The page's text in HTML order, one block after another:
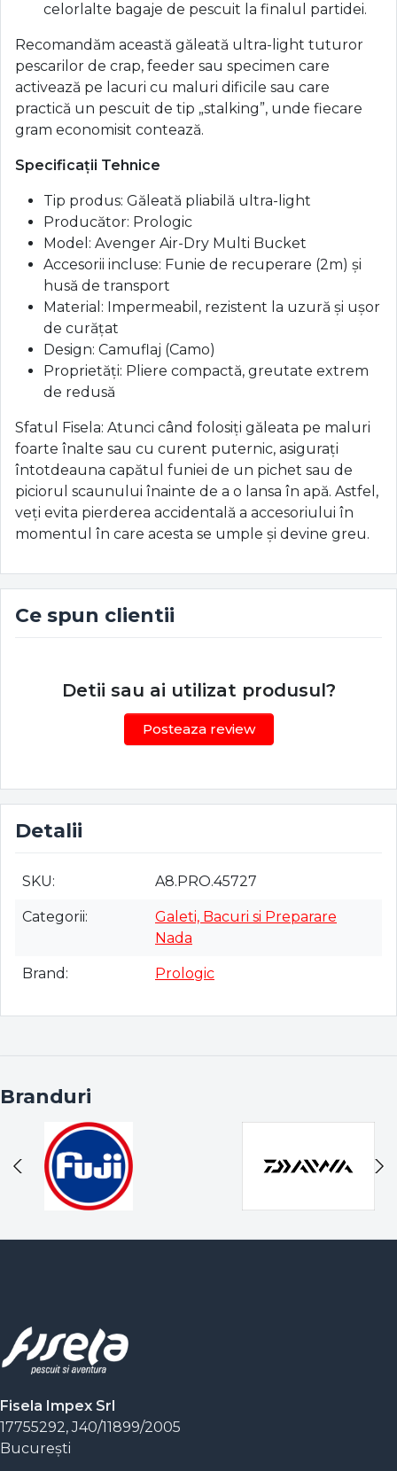
celorlalte bagaje de pescuit la finalul partidei.
Recomandăm această găleată ultra-light tuturor
pescarilor de crap, feeder sau specimen care
activează pe lacuri cu maluri dificile sau care
practică un pescuit de tip „stalking”, unde fiecare
gram economisit contează.
Specificații Tehnice
Tip produs: Găleată pliabilă ultra-light
Producător: Prologic
Model: Avenger Air-Dry Multi Bucket
Accesorii incluse: Funie de recuperare (2m) și
husă de transport
Material: Impermeabil, rezistent la uzură și ușor
de curățat
Design: Camuflaj (Camo)
Proprietăți: Pliere compactă, greutate extrem
de redusă
Sfatul Fisela: Atunci când folosiți găleata pe maluri
foarte înalte sau cu curent puternic, asigurați
întotdeauna capătul funiei de un pichet sau de
piciorul scaunului înainte de a o lansa în apă. Astfel,
veți evita pierderea accidentală a accesoriului în
momentul în care acesta se umple și devine greu.
Ce spun clientii
Detii sau ai utilizat produsul?
Posteaza review
Detalii
SKU A8.PRO.45727
Categorii
Galeti, Bacuri si Preparare
Nada
Brand Prologic
Branduri
Fisela Impex Srl
17755292, J40/11899/2005
Bucureşti